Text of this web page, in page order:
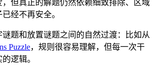
但真正的解题仍然依赖细致排除、区域
经不再安全。
题和放置谜题之间的自然过渡：比如从
Puzzle，规则很容易理解，但每一次干
逻辑。